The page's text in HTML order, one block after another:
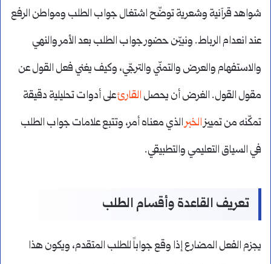
شواهد قرآنية وشعرية توضّح اشتغال جواب الطلب ومواطن الرفع
عند انعدام الرباط. ونبيّن حضور جواب الطلب بعد الأمر والنهي
والاستفهام والعرض والتمنّي والترجّي، وكيف يغني فعل القول عن
مقول القول. الغرض أن يحصل القارئعلى أدوات تحليلية دقيقة
تمكّنه من تمييزالخبرالذي معناه أمر، وتتبع علامات جواب الطلب
في السياق التعليمي والتطبيقي.
تعريف القاعدة وأقسام الطلب
يجزم الفعل المضارع إذا وقع جواباً للطلب المتقدم، ويكون هذا